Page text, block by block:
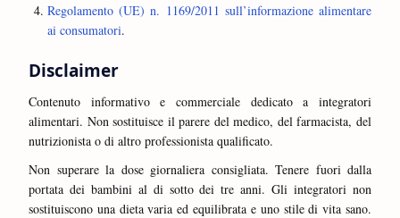
Regolamento (UE) n. 1169/2011 sull’informazione alimentare
ai consumatori.
Disclaimer
Contenuto informativo e commerciale dedicato a integratori
alimentari. Non sostituisce il parere del medico, del farmacista, del
nutrizionista o di altro professionista qualificato.
Non superare la dose giornaliera consigliata. Tenere fuori dalla
portata dei bambini al di sotto dei tre anni. Gli integratori non
sostituiscono una dieta varia ed equilibrata e uno stile di vita sano.